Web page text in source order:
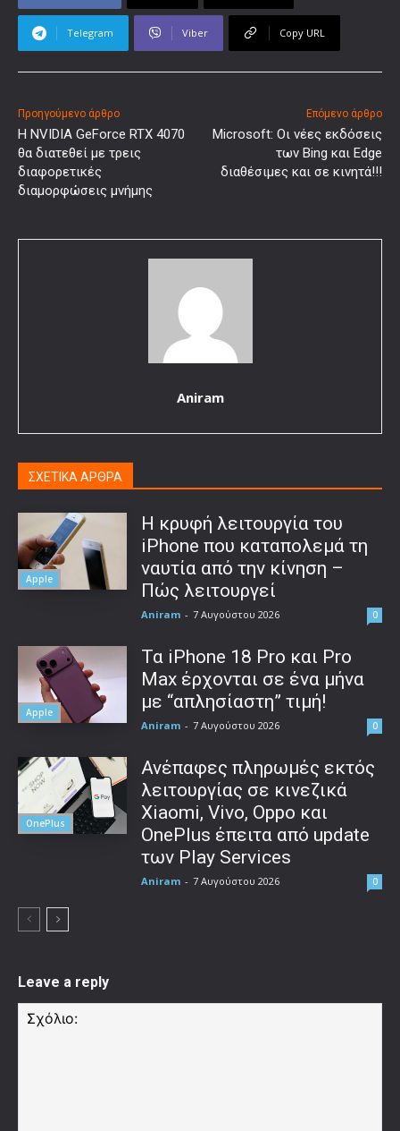
Telegram Viber Copy URL
Προηγούμενο άρθρο
Η NVIDIA GeForce RTX 4070
θα διατεθεί με τρεις
διαφορετικές
διαμορφώσεις μνήμης
Επόμενο άρθρο
Microsoft: Οι νέες εκδόσεις
των Bing και Edge
διαθέσιμες και σε κινητά!!!
Aniram
ΣΧΕΤΙΚΑ ΑΡΘΡΑ
Apple
Η κρυφή λειτουργία του
iPhone που καταπολεμά τη
ναυτία από την κίνηση –
Πώς λειτουργεί
Aniram - 7 Αυγούστου 2026 0
Apple
Τα iPhone 18 Pro και Pro
Max έρχονται σε ένα μήνα
με “απλησίαστη” τιμή!
Aniram - 7 Αυγούστου 2026 0
OnePlus
Ανέπαφες πληρωμές εκτός
λειτουργίας σε κινεζικά
Xiaomi, Vivo, Oppo και
OnePlus έπειτα από update
των Play Services
Aniram - 7 Αυγούστου 2026 0
Leave a reply